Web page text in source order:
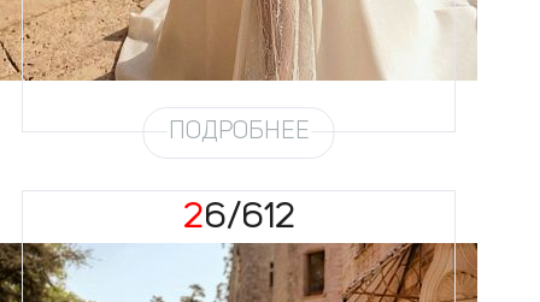
Юбка
Атлас облегченный
Шлейф
Возможен
Рукав
16/21
ПОДРОБНЕЕ
26/612